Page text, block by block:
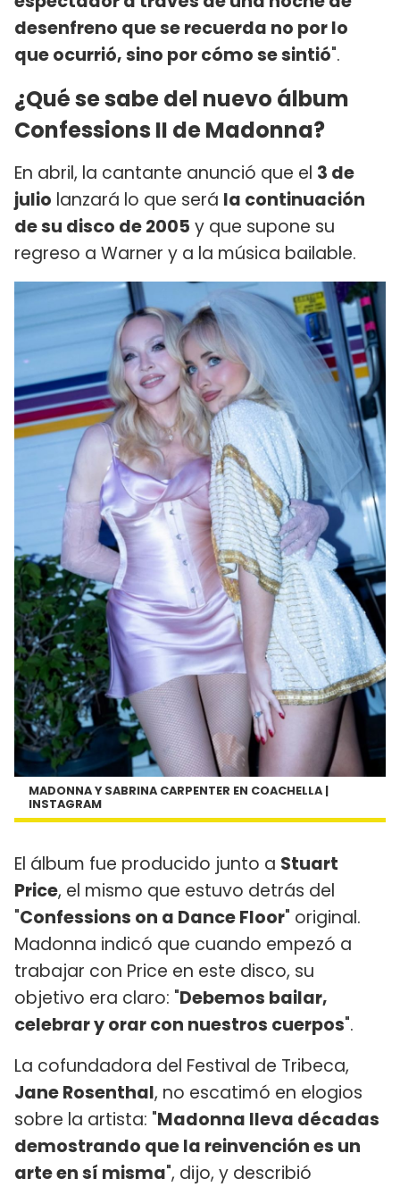
desenfreno que se recuerda no por lo
que ocurrió, sino por cómo se sintió".
¿Qué se sabe del nuevo álbum
Confessions II de Madonna?
En abril, la cantante anunció que el 3 de
julio lanzará lo que será la continuación
de su disco de 2005 y que supone su
regreso a Warner y a la música bailable.
MADONNA Y SABRINA CARPENTER EN COACHELLA |
INSTAGRAM
El álbum fue producido junto a Stuart
Price, el mismo que estuvo detrás del
"Confessions on a Dance Floor" original.
Madonna indicó que cuando empezó a
trabajar con Price en este disco, su
objetivo era claro: "Debemos bailar,
celebrar y orar con nuestros cuerpos".
La cofundadora del Festival de Tribeca,
Jane Rosenthal, no escatimó en elogios
sobre la artista: "Madonna lleva décadas
demostrando que la reinvención es un
arte en sí misma", dijo, y describió